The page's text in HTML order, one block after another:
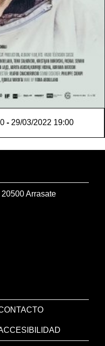
- 29/03/2022 19:00
Arrasate